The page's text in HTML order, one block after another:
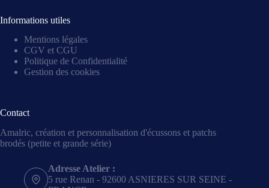
Informations utiles
Mentions légales
CGV et CGU
Politique de Confidentialité
Gestion des cookies
Contact
Amalric, création et personnalisation d'écussons et patchs
brodés (petite et grande série)
Adresse Atelier :
5 rue Renan - 92600 ASNIERES SUR SEINE -